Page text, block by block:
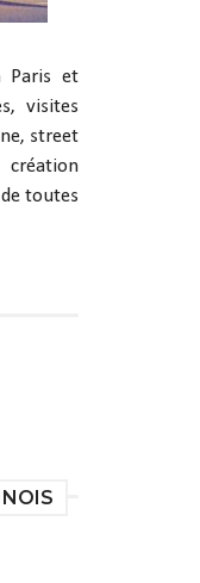
Paris et
visites
street
toutes